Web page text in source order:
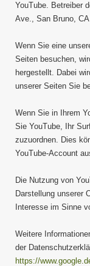
YouTube. Betreiber
Ave., San Bruno,
Wenn Sie eine
Seiten besuchen,
hergestellt. Dabei
unserer Seiten Sie
Wenn Sie in Ihrem
Sie YouTube, Ihr
zuzuordnen. Dies
YouTube-Account
Die Nutzung von
Darstellung unserer
Interesse im Sinne
Weitere
der
https://